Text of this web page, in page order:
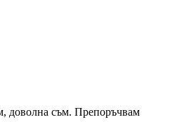
доволна съм. Препоръчвам